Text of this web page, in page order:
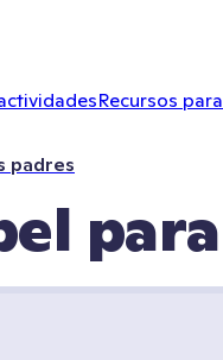
Recursos
padres